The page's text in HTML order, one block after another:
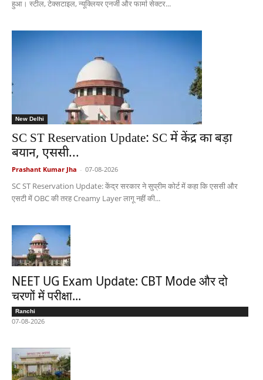
हुआ। स्टील, टेक्सटाइल, न्यूक्लियर एनर्जी और फार्मा सेक्टर...
New Delhi
SC ST Reservation Update: SC में केंद्र का बड़ा
बयान, एससी...
Prashant Kumar Jha - 07-08-2026
SC ST Reservation Update: केंद्र सरकार ने सुप्रीम कोर्ट में कहा कि एससी और
एसटी में OBC की तरह Creamy Layer लागू नहीं की...
NEET UG Exam Update: CBT Mode और दो
चरणों में परीक्षा...
Ranchi
07-08-2026